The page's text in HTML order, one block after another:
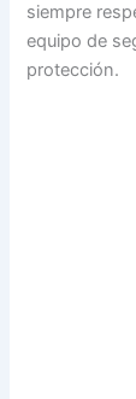
siempre
equipo de
protección.